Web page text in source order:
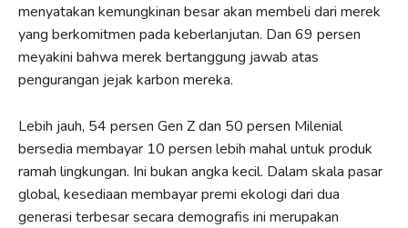
menyatakan kemungkinan besar akan membeli dari merek
yang berkomitmen pada keberlanjutan. Dan 69 persen
meyakini bahwa merek bertanggung jawab atas
pengurangan jejak karbon mereka.
Lebih jauh, 54 persen Gen Z dan 50 persen Milenial
bersedia membayar 10 persen lebih mahal untuk produk
ramah lingkungan. Ini bukan angka kecil. Dalam skala pasar
global, kesediaan membayar premi ekologi dari dua
generasi terbesar secara demografis ini merupakan